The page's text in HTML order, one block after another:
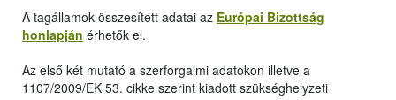
A tagállamok összesített adatai az Európai Bizottság
honlapján érhetők el.
Az első két mutató a szerforgalmi adatokon illetve a
1107/2009/EK 53. cikke szerint kiadott szükséghelyzeti